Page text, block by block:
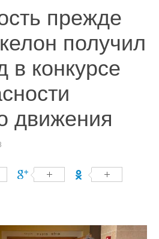
прежде
получил
в конкурсе
движения